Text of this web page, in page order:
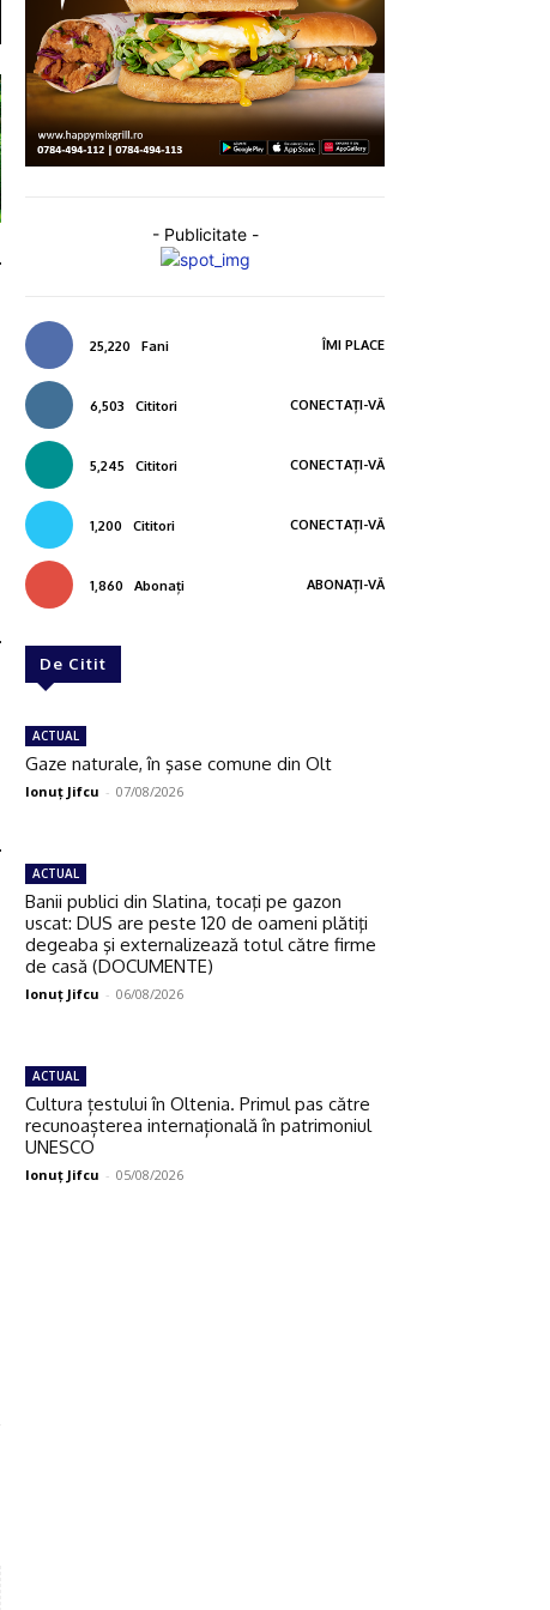
- Publicitate -
25,220 Fani ÎMI PLACE
6,503 Cititori CONECTAȚI-VĂ
5,245 Cititori CONECTAȚI-VĂ
1,200 Cititori CONECTAȚI-VĂ
1,860 Abonați ABONAȚI-VĂ
De Citit
ACTUAL
Gaze naturale, în şase comune din Olt
Ionuţ Jifcu - 07/08/2026
ACTUAL
Banii publici din Slatina, tocaţi pe gazon
uscat: DUS are peste 120 de oameni plătiţi
degeaba şi externalizează totul către firme
de casă (DOCUMENTE)
Ionuţ Jifcu - 06/08/2026
ACTUAL
Cultura țestului în Oltenia. Primul pas către
recunoașterea internațională în patrimoniul
UNESCO
Ionuţ Jifcu - 05/08/2026